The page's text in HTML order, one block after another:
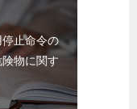
止命令の
物に関す